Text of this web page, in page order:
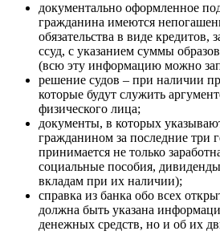
документально оформленное
гражданина имеются
обязательства в виде
ссуд, с указанием суммы
(всю эту информацию можно
решение судов – при наличии
которые будут служить
физического лица;
документы, в которых
гражданином за последние три
принимается не только
социальные пособия,
вкладам при их наличии);
справка из банка обо всех
должна быть указана
денежных средств, но и об их